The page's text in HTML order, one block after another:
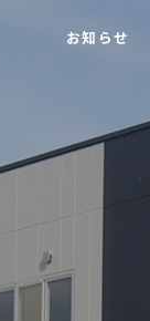
お知らせ